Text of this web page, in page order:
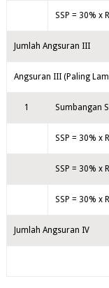
SSP = 30% x
Jumlah Angsuran III
Angsuran III (Paling
1 Sumbangan
SSP = 30% x
SSP = 30% x
SSP = 30% x
Jumlah Angsuran IV